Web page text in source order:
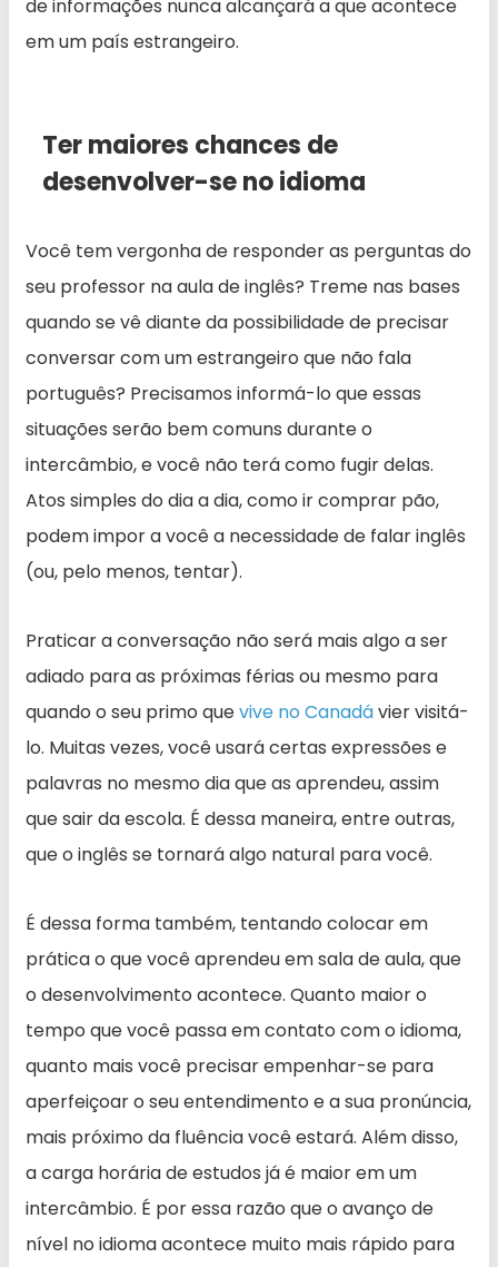
de informações nunca alcançará a que acontece
em um país estrangeiro.
Ter maiores chances de
desenvolver-se no idioma
Você tem vergonha de responder as perguntas do
seu professor na aula de inglês? Treme nas bases
quando se vê diante da possibilidade de precisar
conversar com um estrangeiro que não fala
português? Precisamos informá-lo que essas
situações serão bem comuns durante o
intercâmbio, e você não terá como fugir delas.
Atos simples do dia a dia, como ir comprar pão,
podem impor a você a necessidade de falar inglês
(ou, pelo menos, tentar).
Praticar a conversação não será mais algo a ser
adiado para as próximas férias ou mesmo para
quando o seu primo quevive no Canadávier visitá-
lo. Muitas vezes, você usará certas expressões e
palavras no mesmo dia que as aprendeu, assim
que sair da escola. É dessa maneira, entre outras,
que o inglês se tornará algo natural para você.
É dessa forma também, tentando colocar em
prática o que você aprendeu em sala de aula, que
o desenvolvimento acontece. Quanto maior o
tempo que você passa em contato com o idioma,
quanto mais você precisar empenhar-se para
aperfeiçoar o seu entendimento e a sua pronúncia,
mais próximo da fluência você estará. Além disso,
a carga horária de estudos já é maior em um
intercâmbio. É por essa razão que o avanço de
nível no idioma acontece muito mais rápido para